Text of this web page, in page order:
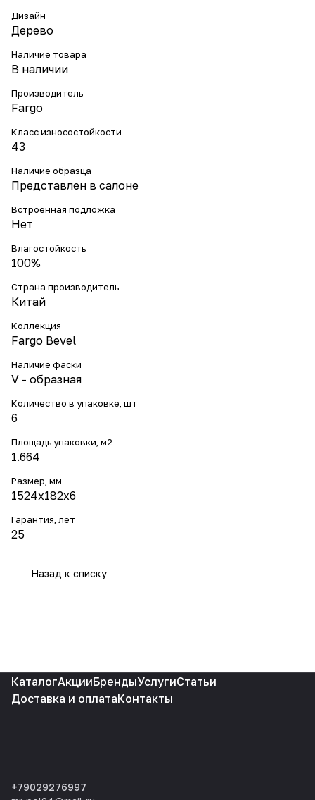
Дизайн
Дерево
Наличие товара
В наличии
Производитель
Fargo
Класс износостойкости
43
Наличие образца
Представлен в салоне
Встроенная подложка
Нет
Влагостойкость
100%
Страна производитель
Китай
Коллекция
Fargo Bevel
Наличие фаски
V - образная
Количество в упаковке, шт
6
Площадь упаковки, м2
1.664
Размер, мм
1524х182х6
Гарантия, лет
25
Назад к списку
КаталогАкцииБрендыУслугиСтатьи
Доставка и оплатаКонтакты
+79029276997